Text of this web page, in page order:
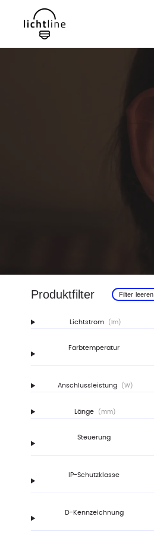
Produktfilter Filter leeren
Lichtstrom (lm)
Farbtemperatur
Anschlussleistung (W)
Länge (mm)
Steuerung
IP-Schutzklasse
D-Kennzeichnung